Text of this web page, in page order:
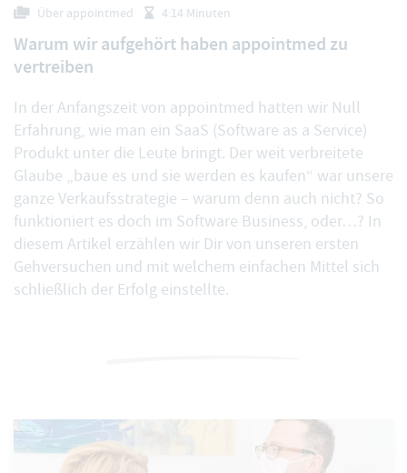
Über appointmed 4:14 Minuten
Warum wir aufgehört haben appointmed zu
vertreiben
In der Anfangszeit von appointmed hatten wir Null
Erfahrung, wie man ein SaaS (Software as a Service)
Produkt unter die Leute bringt. Der weit verbreitete
Glaube „baue es und sie werden es kaufen“ war unsere
ganze Verkaufsstrategie – warum denn auch nicht? So
funktioniert es doch im Software Business, oder…? In
diesem Artikel erzählen wir Dir von unseren ersten
Gehversuchen und mit welchem einfachen Mittel sich
schließlich der Erfolg einstellte.